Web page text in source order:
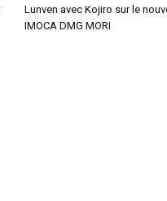
Lunven avec Kojiro sur le
IMOCA DMG MORI